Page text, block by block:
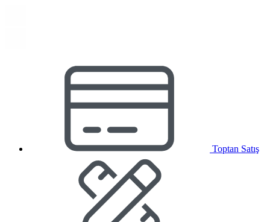
Toptan Satış